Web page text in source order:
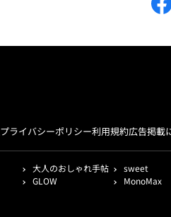
プライバシーポリシー利用規約広告掲載
大人のおしゃれ手帖 sweet
GLOW MonoMax